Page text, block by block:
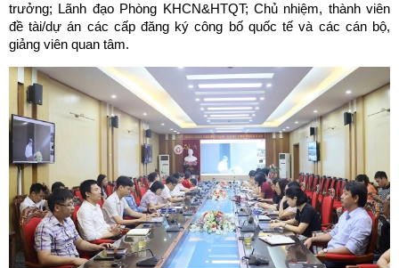
trưởng; Lãnh đạo Phòng KHCN&HTQT; Chủ nhiệm, thành viên
đề tài/dự án các cấp đăng ký công bố quốc tế và các cán bộ,
giảng viên quan tâm.